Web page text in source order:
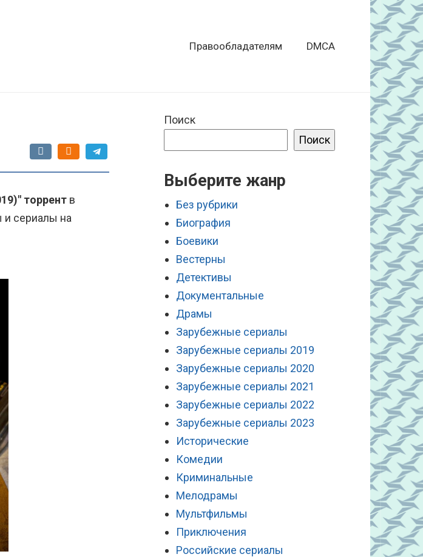
Правообладателям DMCA
торрент в
и сериалы на
Поиск
Поиск
Выберите жанр
Без рубрики
Биография
Боевики
Вестерны
Детективы
Документальные
Драмы
Зарубежные сериалы
Зарубежные сериалы 2019
Зарубежные сериалы 2020
Зарубежные сериалы 2021
Зарубежные сериалы 2022
Зарубежные сериалы 2023
Исторические
Комедии
Криминальные
Мелодрамы
Мультфильмы
Приключения
Российские сериалы